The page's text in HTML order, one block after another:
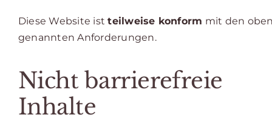
Diese Website istteilweise konform mit den
genannten Anforderungen.
Nicht barrierefreie
Inhalte